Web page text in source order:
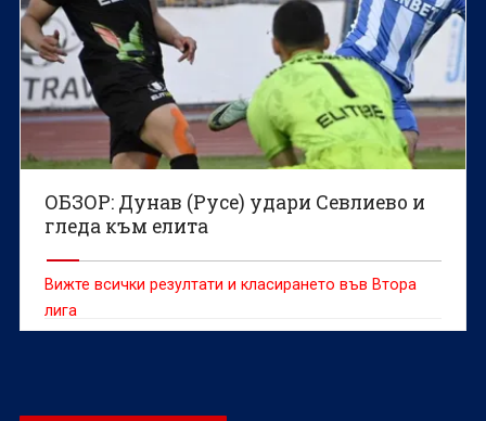
ОБЗОР: Дунав (Русе) удари Севлиево и
гледа към елита
Вижте всички резултати и класирането във Втора
лига